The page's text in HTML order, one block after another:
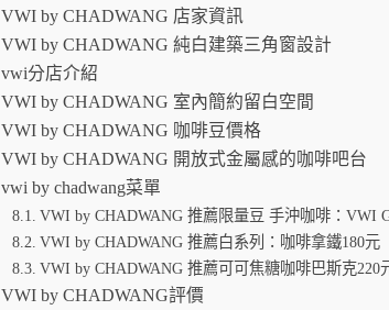
VWI by CHADWANG 店家資訊
VWI by CHADWANG 純白建築三角窗設計
vwi分店介紹
VWI by CHADWANG 室內簡約留白空間
VWI by CHADWANG 咖啡豆價格
VWI by CHADWANG 開放式金屬感的咖啡吧台
vwi by chadwang菜單
VWI by CHADWANG 推薦限量豆 手沖咖啡：VWI
VWI by CHADWANG 推薦白系列：咖啡拿鐵180元
VWI by CHADWANG 推薦可可焦糖咖啡巴斯克220
VWI by CHADWANG評價